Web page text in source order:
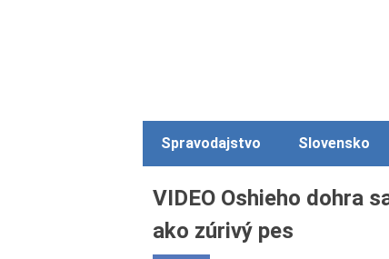
Spravodajstvo Slovensko
VIDEO Oshieho dohra
ako zúrivý pes